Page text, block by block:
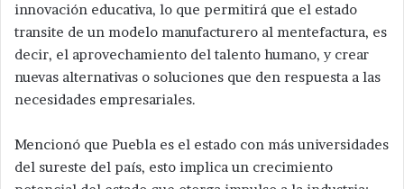
innovación educativa, lo que permitirá que el estado
transite de un modelo manufacturero al mentefactura, es
decir, el aprovechamiento del talento humano, y crear
nuevas alternativas o soluciones que den respuesta a las
necesidades empresariales.
Mencionó que Puebla es el estado con más universidades
del sureste del país, esto implica un crecimiento